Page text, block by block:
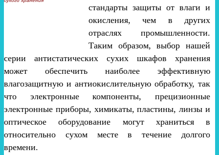
стандарты защиты от влаги и
окисления, чем в других
отраслях промышленности.
Таким образом, выбор нашей
серии антистатических сухих шкафов хранения
может обеспечить наиболее эффективную
влагозащитную и антиокислительную обработку, так
что электронные компоненты, прецизионные
электронные приборы, химикаты, пластины, линзы и
оптическое оборудование могут храниться в
относительно сухом месте в течение долгого
времени.